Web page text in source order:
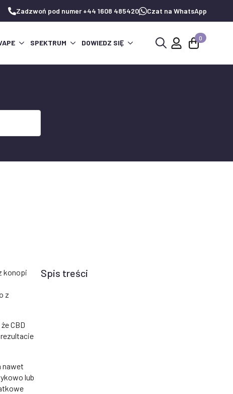
Zadzwoń pod numer +44 1608 485420 Czat na WhatsApp
SPEKTRUM DOWIEDZ SIĘ
0
konopi
z
CBD
nawet
lub
Spis treści